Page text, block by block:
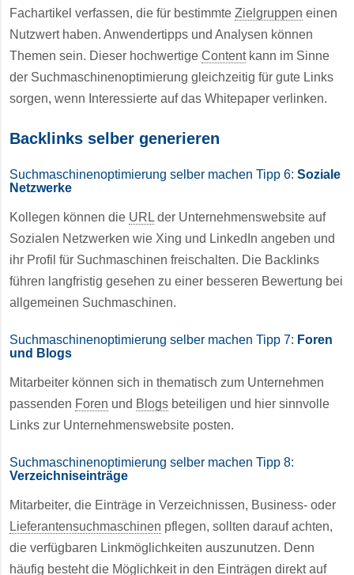
Fachartikel verfassen, die für bestimmte Zielgruppen einen
Nutzwert haben. Anwendertipps und Analysen können
Themen sein. Dieser hochwertige Contentkann im Sinne
der Suchmaschinenoptimierung gleichzeitig für gute Links
sorgen, wenn Interessierte auf das Whitepaper verlinken.
Backlinks selber generieren
Suchmaschinenoptimierung selber machen Tipp 6: Soziale
Netzwerke
Kollegen können die URL der Unternehmenswebsite auf
Sozialen Netzwerken wie Xing und LinkedIn angeben und
ihr Profil für Suchmaschinen freischalten. Die Backlinks
führen langfristig gesehen zu einer besseren Bewertung bei
allgemeinen Suchmaschinen.
Suchmaschinenoptimierung selber machen Tipp 7: Foren
und Blogs
Mitarbeiter können sich in thematisch zum Unternehmen
passenden Foren und Blogs beteiligen und hier sinnvolle
Links zur Unternehmenswebsite posten.
Suchmaschinenoptimierung selber machen Tipp 8:
Verzeichniseinträge
Mitarbeiter, die Einträge in Verzeichnissen, Business- oder
Lieferantensuchmaschinen pflegen, sollten darauf achten,
die verfügbaren Linkmöglichkeiten auszunutzen. Denn
häufig besteht die Möglichkeit in den Einträgen direkt auf